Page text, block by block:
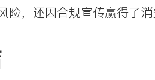
险，还因合规宣传赢得了